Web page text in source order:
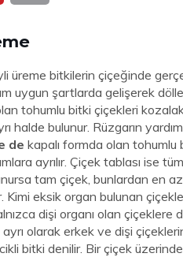
üreme bitkilerin çiçeğinde
uygun şartlarda gelişerek
tohumlu bitki çiçekleri
halde bulunur. Rüzgarın
de kapalı formda olan
ayrılır. Çiçek tablası ise
tam çiçek, bunlardan en
eksik organ bulunan
dişi organı olan çiçeklere
ayrı olarak erkek ve dişi
bitki denilir. Bir çiçek